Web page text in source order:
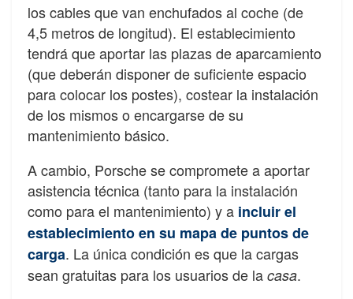
los cables que van enchufados al coche (de
4,5 metros de longitud). El establecimiento
tendrá que aportar las plazas de aparcamiento
(que deberán disponer de suficiente espacio
para colocar los postes), costear la instalación
de los mismos o encargarse de su
mantenimiento básico.
A cambio, Porsche se compromete a aportar
asistencia técnica (tanto para la instalación
como para el mantenimiento) y a incluir el
establecimiento en su mapa de puntos de
carga. La única condición es que la cargas
sean gratuitas para los usuarios de la casa.